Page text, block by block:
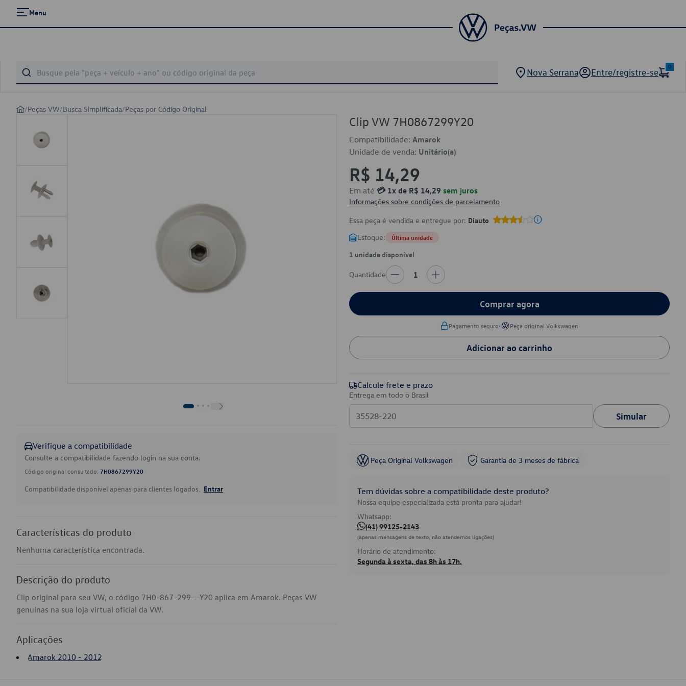
Menu
Nova Serrana Entre/registre-se
0
/Peças VW/Busca Simplificada/Peças por Código Original
Verifique a compatibilidade
Consulte a compatibilidade fazendo login na sua conta.
Código original consultado: 7H0867299Y20
Compatibilidade disponível apenas para clientes logados. Entrar
Características do produto
Nenhuma característica encontrada.
Descrição do produto
Clip original para seu VW, o código 7H0-867-299- -Y20 aplica em Amarok. Peças VW
genuínas na sua loja virtual oficial da VW.
Aplicações
Amarok 2010 - 2012
Clip VW 7H0867299Y20
Compatibilidade: Amarok
Unidade de venda: Unitário(a)
R$ 14,29
Em até 💳 1x de R$ 14,29 sem juros
Informações sobre condições de parcelamento
Essa peça é vendida e entregue por: Diauto
Estoque: Última unidade
1 unidade disponível
Quantidade 1
Comprar agora
Pagamento seguro• Peça original Volkswagen
Adicionar ao carrinho
Calcule frete e prazo
Entrega em todo o Brasil
Simular
Peça Original Volkswagen Garantia de 3 meses de fábrica
Tem dúvidas sobre a compatibilidade deste produto?
Nossa equipe especializada está pronta para ajudar!
Whatsapp:
(41) 99125-2143
(apenas mensagens de texto, não atendemos ligações)
Horário de atendimento:
Segunda à sexta, das 8h às 17h.